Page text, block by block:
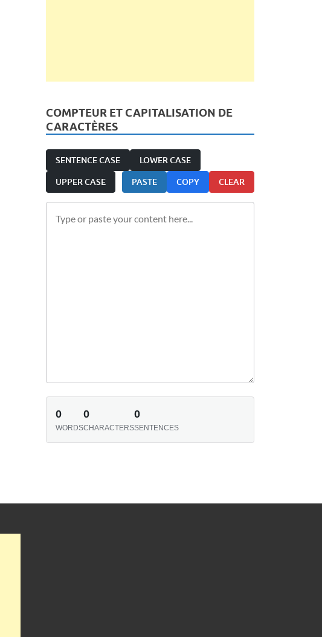
COMPTEUR ET CAPITALISATION DE
CARACTÈRES
SENTENCE CASE LOWER CASE
UPPER CASE PASTE COPY CLEAR
0
WORDS
0
CHARACTERS
0
SENTENCES